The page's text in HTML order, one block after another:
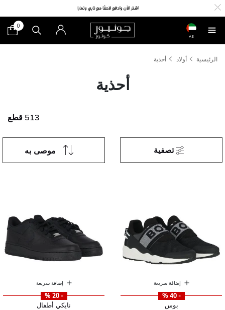
AE
0
الرئيسية أولاد أحذية
أحذية
513 قطع
موصى به تصفية
إضافة سريعة
- 40 %
بوس
إضافة سريعة
- 20 %
نايكي أطفال